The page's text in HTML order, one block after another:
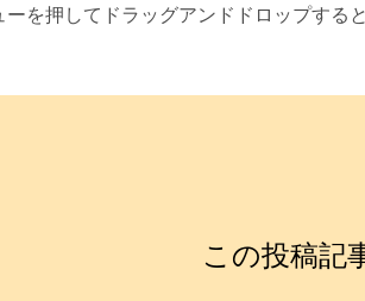
ーを押してドラッグアンドドロップす
この投稿記